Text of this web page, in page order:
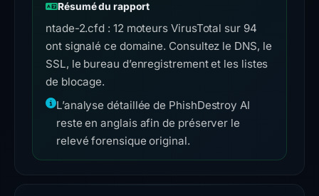
Résumé du rapport
ntade-2.cfd : 12 moteurs VirusTotal sur 94
ont signalé ce domaine. Consultez le DNS, le
SSL, le bureau d’enregistrement et les listes
de blocage.
L’analyse détaillée de PhishDestroy AI
reste en anglais afin de préserver le
relevé forensique original.